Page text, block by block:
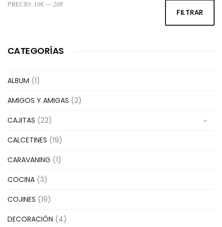
FILTRAR
PRECIO: 10€ — 20€
CATEGORÍAS
ALBUM (1)
AMIGOS Y AMIGAS (2)
CAJITAS (22)
CALCETINES (19)
CARAVANING (1)
COCINA (3)
COJINES (19)
DECORACIÓN (4)